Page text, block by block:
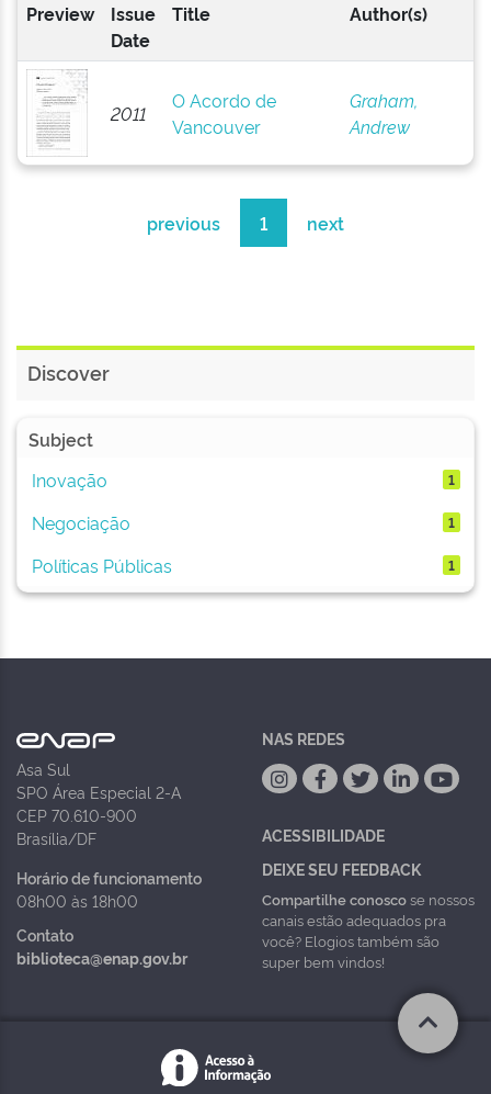
Preview
Issue
Date
Title Author(s)
2011
O Acordo de
Vancouver
Graham,
Andrew
previous 1 next
Discover
Subject
Inovação
1
Negociação 1
Políticas Públicas 1
Asa Sul
SPO Área Especial 2-A
CEP 70.610-900
Brasília/DF
Horário de funcionamento
08h00 às 18h00
Contato
biblioteca@enap.gov.br
NAS REDES
ACESSIBILIDADE
DEIXE SEU FEEDBACK
Compartilhe conoscose nossos
canais estão adequados pra
você? Elogios também são
super bem vindos!